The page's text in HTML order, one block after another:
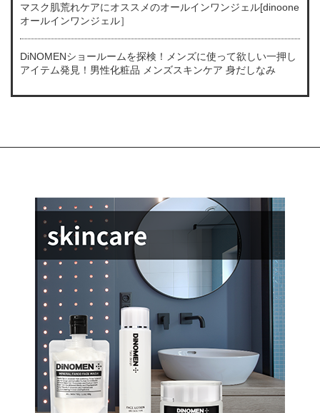
マスク肌荒れケアにオススメのオールインワンジェル[dinoone
オールインワンジェル］
DiNOMENショールームを探検！メンズに使って欲しい一押し
アイテム発見！男性化粧品 メンズスキンケア 身だしなみ